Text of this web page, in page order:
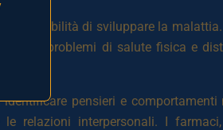
le probabilità di sviluppare la
problemi di salute fisica e
pensieri e comportamenti
relazioni interpersonali. I